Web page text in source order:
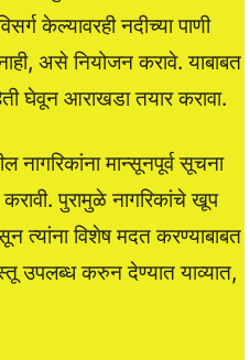
केल्यावरही नदीच्या पाणी
असे नियोजन करावे. याबाबत
घेवून आराखडा तयार करावा.
नागरिकांना मान्सूनपूर्व सूचना
पुरामुळे नागरिकांचे खूप
त्यांना विशेष मदत करण्याबाबत
उपलब्ध करुन देण्यात याव्यात,